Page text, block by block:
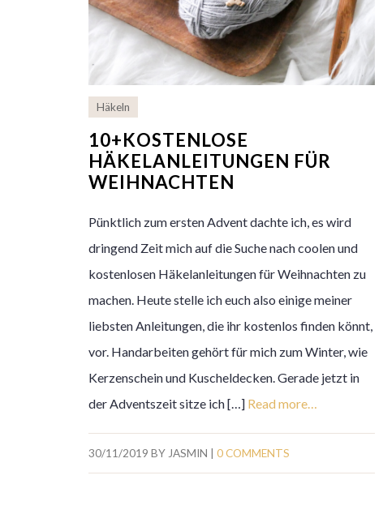
Häkeln
10+KOSTENLOSE
HÄKELANLEITUNGEN FÜR
WEIHNACHTEN
Pünktlich zum ersten Advent dachte ich, es wird
dringend Zeit mich auf die Suche nach coolen und
kostenlosen Häkelanleitungen für Weihnachten zu
machen. Heute stelle ich euch also einige meiner
liebsten Anleitungen, die ihr kostenlos finden könnt,
vor. Handarbeiten gehört für mich zum Winter, wie
Kerzenschein und Kuscheldecken. Gerade jetzt in
der Adventszeit sitze ich […] Read more…
30/11/2019 BYJASMIN |0 COMMENTS